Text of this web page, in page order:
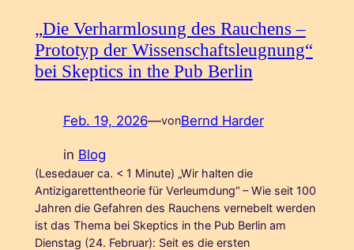
„Die Verharmlosung des Rauchens –
Prototyp der Wissenschaftsleugnung“
bei Skeptics in the Pub Berlin
Feb. 19, 2026—vonBernd Harder
in Blog
(Lesedauer ca. < 1 Minute) „Wir halten die
Antizigarettentheorie für Verleumdung“ – Wie seit 100
Jahren die Gefahren des Rauchens vernebelt werden
ist das Thema bei Skeptics in the Pub Berlin am
Dienstag (24. Februar): Seit es die ersten